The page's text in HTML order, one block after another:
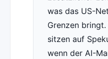
was das US-
Grenzen
sitzen auf
wenn der AI-